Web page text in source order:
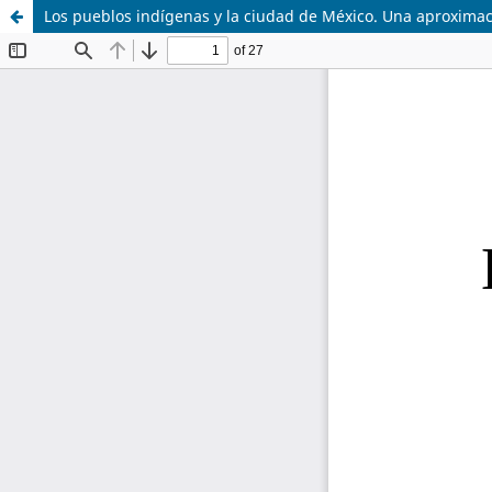
Los pueblos indígenas y la ciudad de México. Una